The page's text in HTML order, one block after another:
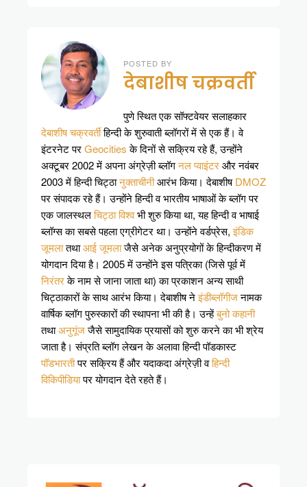
POSTED BY
देबाशीष चक्रवर्ती
पुणे स्थित एक सॉफ्टवेयर सलाहकार
देबाशीष चक्रवर्तीहिन्दी के शुरुवाती ब्लॉगरों में से एक हैं। वे
इंटरनेट परGeocitiesके दिनों से सक्रिय रहे हैं, उन्होंने
अक्टूबर 2002 में अपना अंग्रेज़ी ब्लॉगनल प्वाइंटरऔर नवंबर
2003 में हिन्दी चिट्ठानुक्ताचीनीआरंभ किया। देबाशीषDMOZ
पर संपादक रहे हैं। उन्होंने हिन्दी व भारतीय भाषाओं के ब्लॉग पर
एक जालस्थलचिट्ठा विश्वभी शुरु किया था, यह हिन्दी व भाषाई
ब्लॉग्स का सबसे पहला एग्रीगेटर था। उन्होंने वर्डप्रेस,इंडिक
जूमलातथाआई जूमलाजैसे अनेक अनुप्रयोगों के हिन्दीकरण में
योगदान दिया है। 2005 में उन्होंने इस पत्रिका (जिसे पूर्व में
निरंतरके नाम से जाना जाता था) का प्रकाशन अन्य साथी
चिट्ठाकारों के साथ आरंभ किया। देबाशीष नेइंडीब्लॉगीजनामक
वार्षिक ब्लॉग पुरुस्कारों की स्थापना भी की है। उन्हेंबुनो कहानी
तथाअनुगूंजजैसे सामुदायिक प्रयासों को शुरु करने का भी श्रेय
जाता है। संप्रति ब्लॉग लेखन के अलावा हिन्दी पॉडकास्ट
पॉडभारतीपर सक्रिय हैं और यदाकदा अंग्रेज़ी वहिन्दी
विकिपीडियापर योगदान देते रहते हैं।